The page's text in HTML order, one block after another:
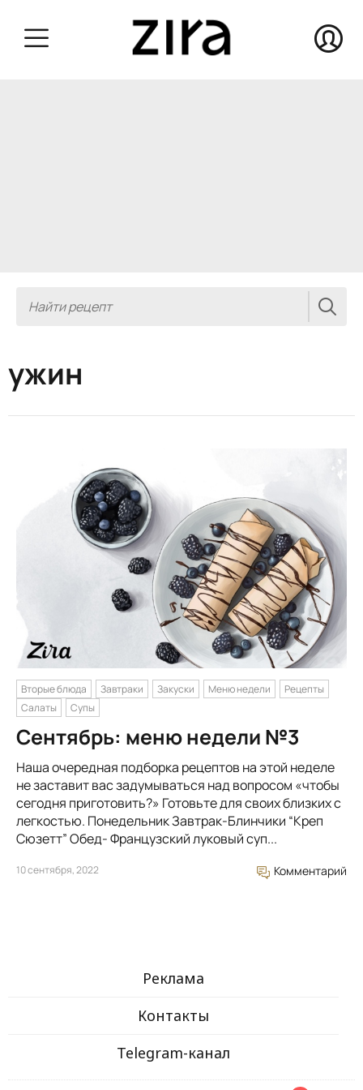
ужин
Вторые блюда Завтраки Закуски Меню недели
Рецепты
Салаты
Супы
Сентябрь: меню недели №3
Наша очередная подборка рецептов на этой неделе
не заставит вас задумываться над вопросом «чтобы
сегодня приготовить?» Готовьте для своих близких с
легкостью. Понедельник Завтрак-Блинчики “Креп
Сюзетт” Обед- Французский луковый суп...
10 сентября, 2022 Комментарий
Реклама
Контакты
Telegram-канал